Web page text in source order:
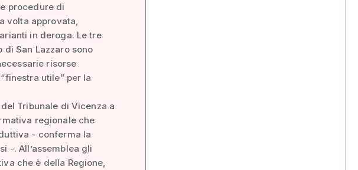
procedure di
volta approvata,
in deroga. Le tre
San Lazzaro sono
risorse
utile” per la
Tribunale di Vicenza a
regionale che
- conferma la
-. All’assemblea gli
che è della Regione,